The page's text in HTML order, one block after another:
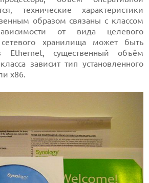
технические характеристики
образом связаны с классом
от вида целевого
хранилища может быть
Ethernet, существенный объём
зависит тип установленного
x86.